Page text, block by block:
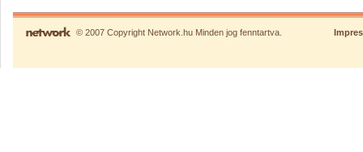
© 2007 Copyright Network.hu Minden jog fenntartva.